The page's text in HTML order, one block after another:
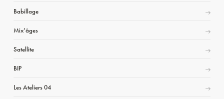
Babillage
Mix’âges
Satellite
BIP
Les Ateliers 04